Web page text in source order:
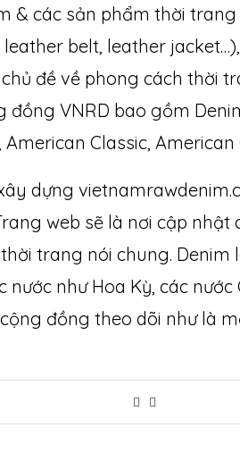
& các sản phẩm thời
belt, leather
đề về phong cách thời
VNRD bao gồm
Classic,
dựng
web sẽ là nơi cập
trang nói chung. Denim
như Hoa Kỳ, các nước
đồng theo dõi như là